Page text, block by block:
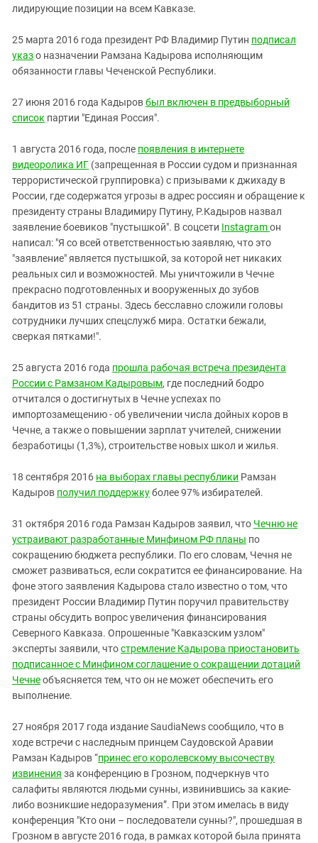
лидирующие позиции на всем Кавказе.
25 марта 2016 года президент РФ Владимир Путин подписал
указо назначении Рамзана Кадырова исполняющим
обязанности главы Чеченской Республики.
27 июня 2016 года Кадыровбыл включен в предвыборный
список партии "Единая Россия".
1 августа 2016 года, после появления в интернете
видеоролика ИГ (запрещенная в России судом и признанная
террористической группировка) с призывами к джихаду в
России, где содержатся угрозы в адрес россиян и обращение к
президенту страны Владимиру Путину, Р.Кадыров назвал
заявление боевиков "пустышкой". В соцсети Instagramон
написал: "Я со всей ответственностью заявляю, что это
"заявление" является пустышкой, за которой нет никаких
реальных сил и возможностей. Мы уничтожили в Чечне
прекрасно подготовленных и вооруженных до зубов
бандитов из 51 страны. Здесь бесславно сложили головы
сотрудники лучших спецслужб мира. Остатки бежали,
сверкая пятками!".
25 августа 2016 года прошла рабочая встреча президента
России с Рамзаном Кадыровым, где последний бодро
отчитался о достигнутых в Чечне успехах по
импортозамещению - об увеличении числа дойных коров в
Чечне, а также о повышении зарплат учителей, снижении
безработицы (1,3%), строительстве новых школ и жилья.
18 сентября 2016 на выборах главы республики Рамзан
Кадыров получил поддержкуболее 97% избирателей.
31 октября 2016 года Рамзан Кадыров заявил, что Чечню не
устраивают разработанные Минфином РФ планы по
сокращению бюджета республики. По его словам, Чечня не
сможет развиваться, если сократится ее финансирование. На
фоне этого заявления Кадырова стало известно о том, что
президент России Владимир Путин поручил правительству
страны обсудить вопрос увеличения финансирования
Северного Кавказа. Опрошенные "Кавказским узлом"
эксперты заявили, чтостремление Кадырова приостановить
подписанное с Минфином соглашение о сокращении дотаций
Чечнеобъясняется тем, что он не может обеспечить его
выполнение.
27 ноября 2017 года издание SaudiaNews сообщило, что в
ходе встречи с наследным принцем Саудовской Аравии
Рамзан Кадыров “принес его королевскому высочеству
извинения за конференцию в Грозном, подчеркнув что
салафиты являются людьми сунны, извинившись за какие-
либо возникшие недоразумения”. При этом имелась в виду
конференция "Кто они – последователи сунны?", прошедшая в
Грозном в августе 2016 года, в рамках которой была принята